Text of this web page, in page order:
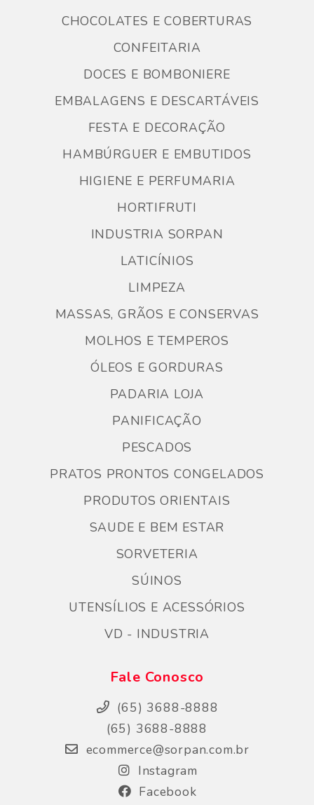
CHOCOLATES E COBERTURAS
CONFEITARIA
DOCES E BOMBONIERE
EMBALAGENS E DESCARTÁVEIS
FESTA E DECORAÇÃO
HAMBÚRGUER E EMBUTIDOS
HIGIENE E PERFUMARIA
HORTIFRUTI
INDUSTRIA SORPAN
LATICÍNIOS
LIMPEZA
MASSAS, GRÃOS E CONSERVAS
MOLHOS E TEMPEROS
ÓLEOS E GORDURAS
PADARIA LOJA
PANIFICAÇÃO
PESCADOS
PRATOS PRONTOS CONGELADOS
PRODUTOS ORIENTAIS
SAUDE E BEM ESTAR
SORVETERIA
SÚINOS
UTENSÍLIOS E ACESSÓRIOS
VD - INDUSTRIA
Fale Conosco
(65) 3688-8888
(65) 3688-8888
ecommerce@sorpan.com.br
Instagram
Facebook